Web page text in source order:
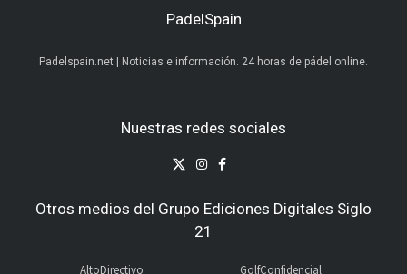
PadelSpain
Padelspain.net | Noticias e información. 24 horas de pádel online.
Nuestras redes sociales
Otros medios del Grupo Ediciones Digitales Siglo
21
AltoDirectivo
GolfConfidencial